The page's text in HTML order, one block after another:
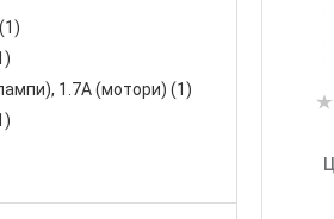
1)
)
1.7А (мотори) (1)
)